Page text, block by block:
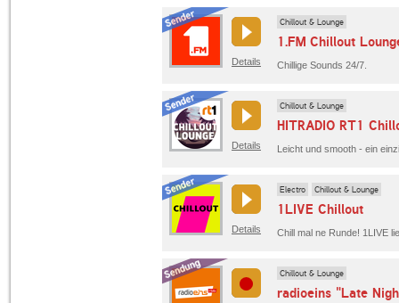
Details
Chillout & Lounge
1.FM Chillout
Chillige Sounds 24/7.
Details
Chillout & Lounge
HITRADIO RT1
Details
Electro Chillout & Lounge
1LIVE Chillout
Chillout & Lounge
radioeins "Late